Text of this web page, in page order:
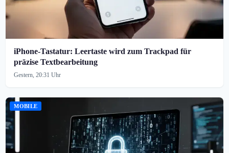
iPhone-Tastatur: Leertaste wird zum Trackpad für
präzise Textbearbeitung
Gestern, 20:31 Uhr
MOBILE